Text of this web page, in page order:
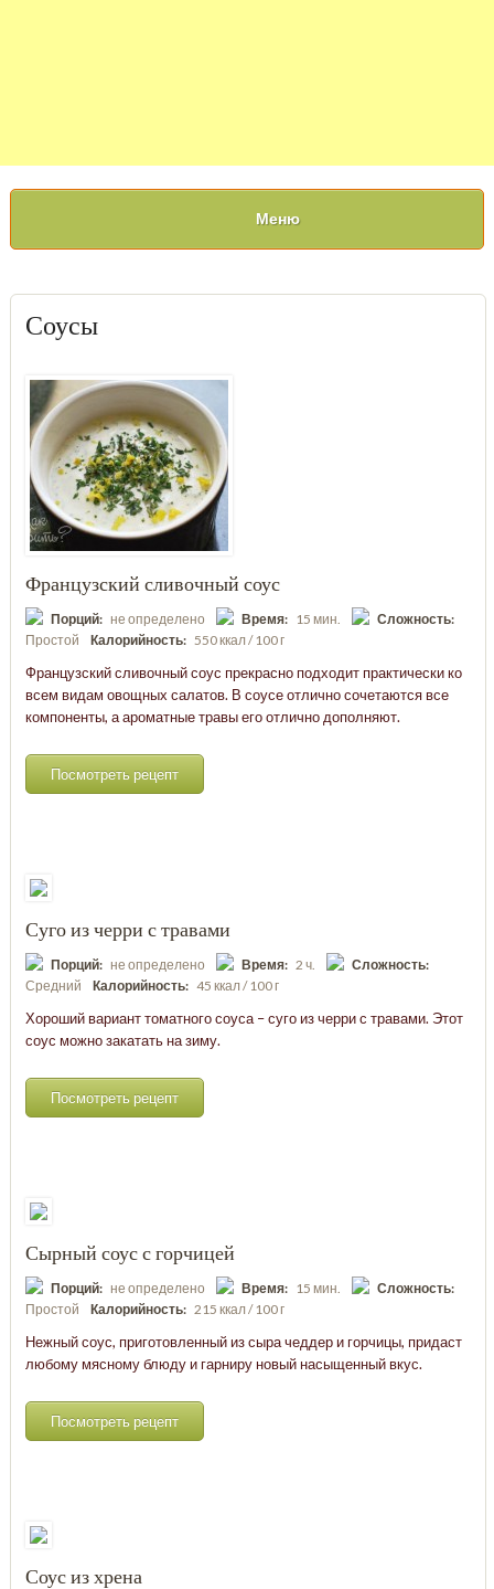
Меню
Соусы
Французский сливочный соус
Порций: не определено Время: 15 мин.
Сложность:
Простой
Калорийность: 550 ккал / 100 г
Французский сливочный соус прекрасно подходит практически ко
всем видам овощных салатов. В соусе отлично сочетаются все
компоненты, а ароматные травы его отлично дополняют.
Посмотреть рецепт
Суго из черри с травами
Порций: не определено Время: 2 ч.
Сложность:
Средний
Калорийность: 45 ккал / 100 г
Хороший вариант томатного соуса – суго из черри с травами. Этот
соус можно закатать на зиму.
Посмотреть рецепт
Сырный соус с горчицей
Порций: не определено Время: 15 мин.
Сложность:
Простой
Калорийность: 215 ккал / 100 г
Нежный соус, приготовленный из сыра чеддер и горчицы, придаст
любому мясному блюду и гарниру новый насыщенный вкус.
Посмотреть рецепт
Соус из хрена